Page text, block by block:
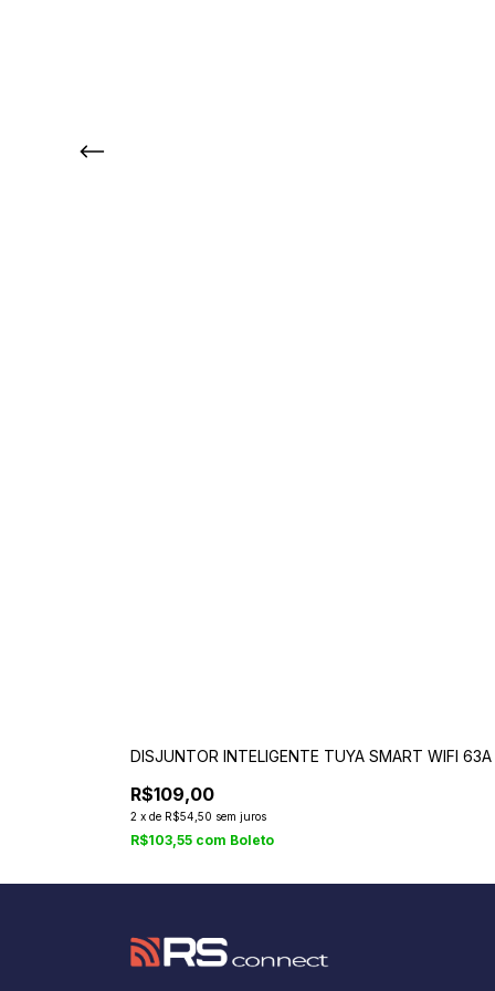
DISJUNTOR INTELIGENTE TUYA SMART WIFI
R$109,00
2 x de R$54,50 sem juros
R$103,55 com Boleto